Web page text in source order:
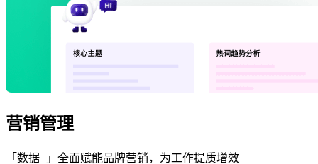
营销管理
「数据+」全面赋能品牌营销，为工作提质增效